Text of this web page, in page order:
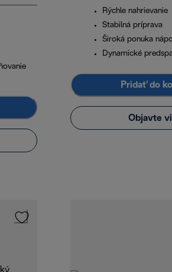
Rýchle nahrievanie
Stabilná príprava
Široká ponuka
Dynamické
Pridať do
Objavte